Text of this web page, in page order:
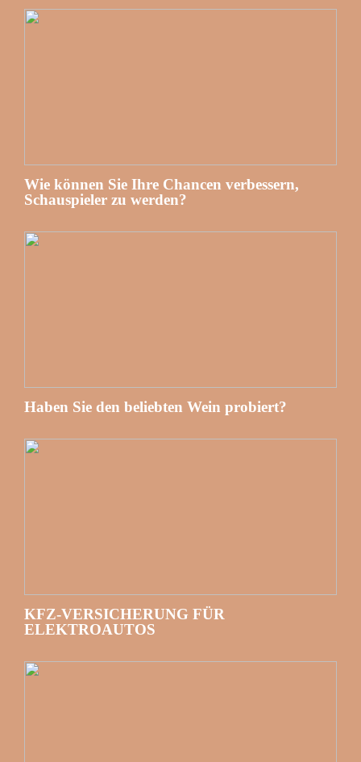
Wie können Sie Ihre Chancen verbessern,
Schauspieler zu werden?
Haben Sie den beliebten Wein probiert?
KFZ-VERSICHERUNG FÜR
ELEKTROAUTOS